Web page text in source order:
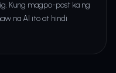
Kung magpo-post ka ng
na AI ito at hindi